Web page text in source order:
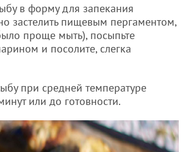
в форму для запекания
застелить пищевым пергаментом,
проще мыть), посыпьте
и посолите, слегка
при средней температуре
или до готовности.